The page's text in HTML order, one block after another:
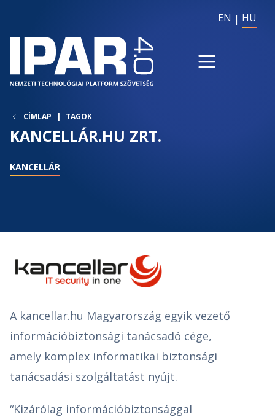
EN HU
CÍMLAP TAGOK
KANCELLÁR.HU ZRT.
KANCELLÁR
A kancellar.hu Magyarország egyik vezető
információbiztonsági tanácsadó cége,
amely komplex informatikai biztonsági
tanácsadási szolgáltatást nyújt.
“Kizárólag információbiztonsággal